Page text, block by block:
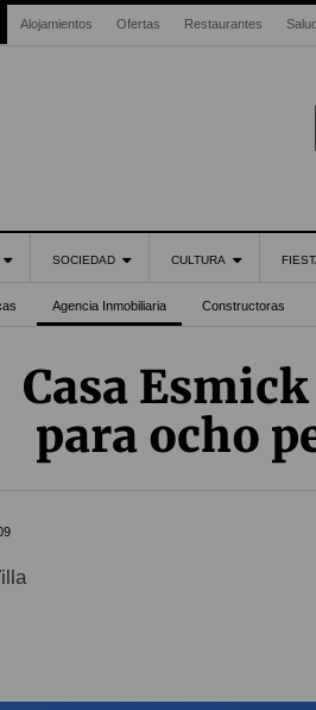
Alojamientos Ofertas Restaurantes
SOCIEDAD CULTURA
Agencia Inmobiliaria Constructoras
Casa
para ocho